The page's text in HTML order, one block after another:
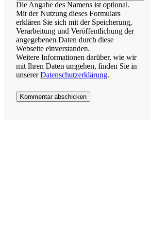
Die Angabe des Namens ist optional.
Mit der Nutzung dieses Formulars
erklären Sie sich mit der Speicherung,
Verarbeitung und Veröffentlichung der
angegebenen Daten durch diese
Webseite einverstanden.
Weitere Informationen darüber, wie wir
mit Ihren Daten umgehen, finden Sie in
unsererDatenschutzerklärung.